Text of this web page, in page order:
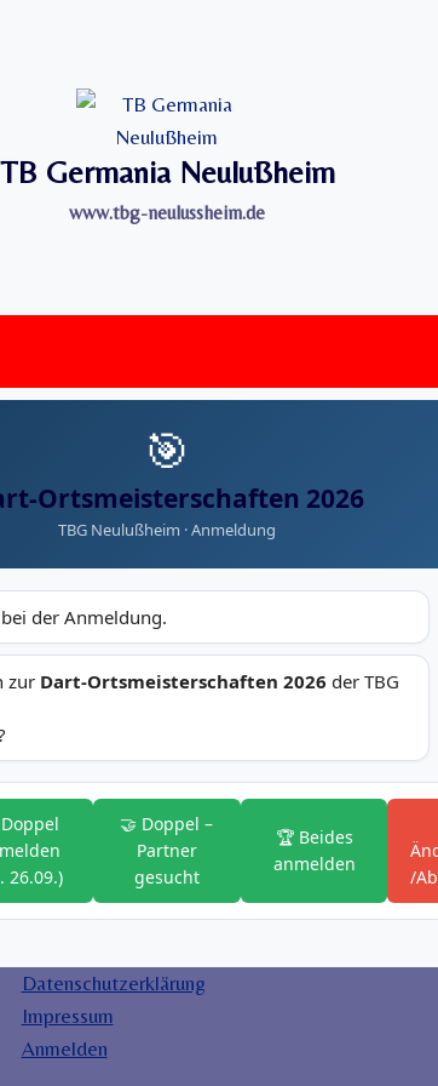
TB Germania Neulußheim
www.tbg-neulussheim.de
🎯
Ortsmeisterschaften 2026
TBG Neulußheim · Anmeldung
der Anmeldung.
zur Dart-Ortsmeisterschaften 2026 der TBG
26.09.)
🤝 Doppel –
Partner
gesucht
🏆 Beides
anmelden
/
Datenschutzerklärung
Impressum
Anmelden